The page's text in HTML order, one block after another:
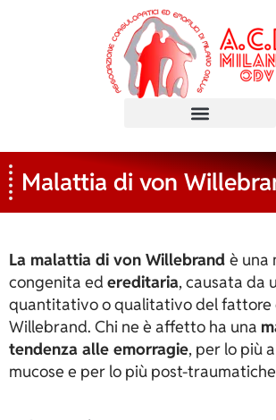
Malattia di von
La malattia di von Willebrand è una
congenita ed ereditaria, causata da
quantitativo o qualitativo del fattore
Willebrand. Chi ne è affetto ha una
tendenza alle emorragie, per lo più
mucose e per lo più post-